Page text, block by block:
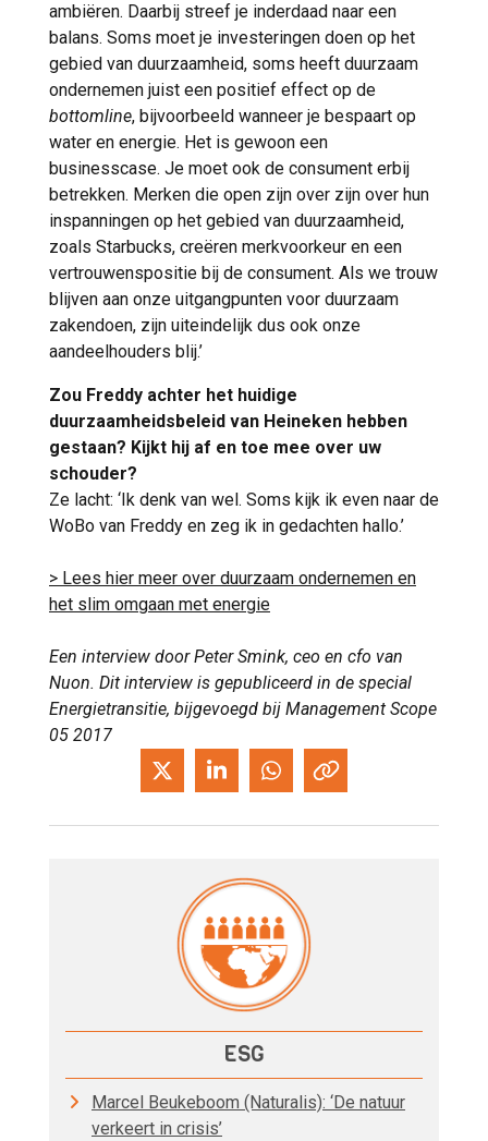
ambiëren. Daarbij streef je inderdaad naar een
balans. Soms moet je investeringen doen op het
gebied van duurzaamheid, soms heeft duurzaam
ondernemen juist een positief effect op de
bottomline, bijvoorbeeld wanneer je bespaart op
water en energie. Het is gewoon een
businesscase. Je moet ook de consument erbij
betrekken. Merken die open zijn over zijn over hun
inspanningen op het gebied van duurzaamheid,
zoals Starbucks, creëren merkvoorkeur en een
vertrouwenspositie bij de consument. Als we trouw
blijven aan onze uitgangpunten voor duurzaam
zakendoen, zijn uiteindelijk dus ook onze
aandeelhouders blij.’
Zou Freddy achter het huidige
duurzaamheidsbeleid van Heineken hebben
gestaan? Kijkt hij af en toe mee over uw
schouder?
Ze lacht: ‘Ik denk van wel. Soms kijk ik even naar de
WoBo van Freddy en zeg ik in gedachten hallo.’
> Lees hier meer over duurzaam ondernemen en
het slim omgaan met energie
Een interview door Peter Smink, ceo en cfo van
Nuon. Dit interview is gepubliceerd in de special
Energietransitie, bijgevoegd bij Management Scope
05 2017
ESG
Marcel Beukeboom (Naturalis): ‘De natuur
verkeert in crisis’